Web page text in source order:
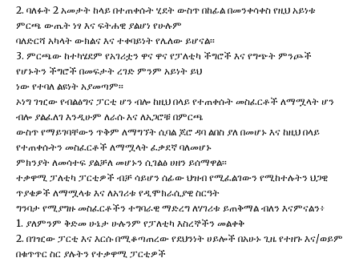
2. ባለፉት 2 አመታት ከላይ በተጠቀሱት ሂደት ውስጥ በከፊል በመንቀሳቀስ የዚህ አይነቱ
ምርጫ ውጤት ነፃ እና ፍትሐዊ ያልሆነ የሁሉም
ባለድርሻ አካላት ውክልና እና ተቀባይነት የሌለው ይሆናል፡፡
3. ምርጫው ከተካሄደም የአገሪቷን ዋና ዋና የፓለቲካ ችግሮች እና የግጭት ምንጮች
የሆኑትን ችግሮች በመፍታት ረገድ ምንም አይነት ይህ
ነው የተባለ ልዩነት አያመጣም፡፡
ኦነግ ገዢው የብልፅግና ፓርቲ ሆን ብሎ ከዚህ በላይ የተጠቀሱት መስፈርቶች ለማሟላት ሆን
ብሎ ያልፈለገ እንዲሁም ለራሱ እና ለአጋሮቹ በምርጫ
ውስጥ የማይገባቸውን ጥቅም ለማግኘት ሲባል ጆሮ ዳባ ልበስ ያለ በመሆኑ እና ከዚህ በላይ
የተጠቀሱትን መስፈርቶች ለማሟላት ፈቃደኛ ባለመሆኑ
ምክንያት ለመሳተፍ ያልቻለ መሆኑን ሲገልፅ ሀዘን ይሰማዋል፡፡
ተቃዋሚ ፓለቲካ ፓርቲዎች ብቻ ሳይሆን ሰፊው ህዝብ የሚፈልገውን የሚከተሉትን ህጋዊ
ጥያቄዎች ለማሟላቱ እና ለአገሪቱ የዲሞክራሲያዊ ስርዓት
ግንባታ የሚያግዙ መስፈርቶችን ተግባራዊ ማድረግ ለሃገሪቱ ይጠቅማል ብለን እናምናልን፥
1. ያለምንም ቅድመ ሁኔታ ሁሉንም የፓለቲካ እስረኞችን መልቀቅ
2. በገዢው ፓርቲ እና እርሱ በሚቆጣጠረው የደህንነት ሀይሎች በአሁኑ ጊዜ የተዘጉ እና/ወይም
በቁጥጥር ስር ያሉትን የተቃዋሚ ፓርቲዎች